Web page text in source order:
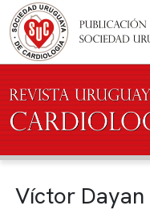
Pasar al contenido principal
Víctor Dayan